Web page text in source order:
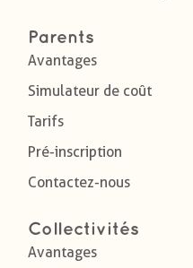
Parents
Avantages
Simulateur de coût
Tarifs
Pré-inscription
Contactez-nous
Collectivités
Avantages